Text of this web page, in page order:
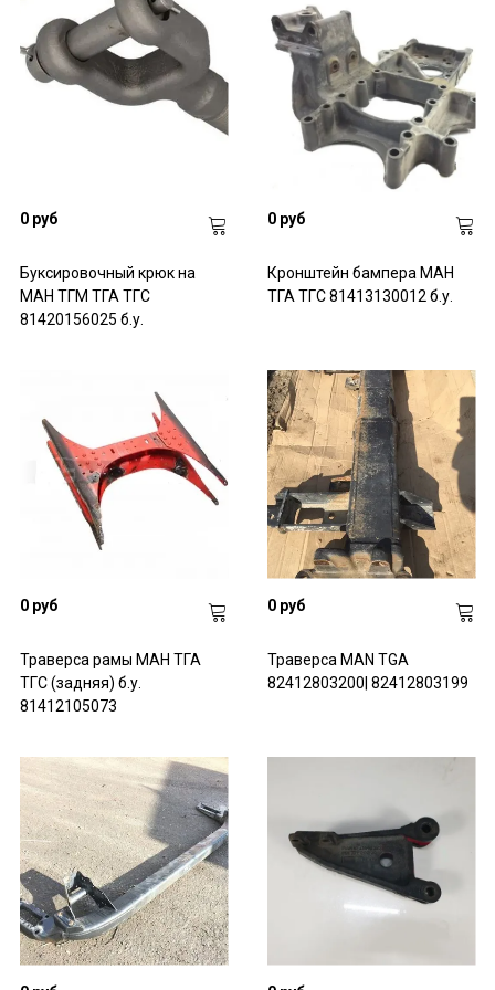
нашем сайте
- избегаете ошибок при выборе, а значит, ненужных расходов;
- грузовая техника долго и исправно служит;
- редкая периодичность ремонтов;
- экономия времени при выборе и покупке.
Постоянным клиентам предоставляем скидки. Гарантируем
работоспособность деталей и правильность комплектации
- сервисная поддержка в выборе и установке навесных частей
на раму;
- скидки постоянным заказчикам;
- возможность срочной доставки;
Рекомендуем выбирать оригинальные фирменные запчасти.
Дешевые аналоги выполняются из материалов, уязвимых к
повреждениям и деформации. Под влиянием влаги и
ультрафиолета они быстро разрушаются. Выбирайте
качественные комплектующие на нашем сайте, чтобы надолго
забыть о ремонте.
0 руб
Буксировочный крюк на
МАН ТГМ ТГА ТГС
81420156025 б.у.
0 руб
Кронштейн бампера МАН
ТГА ТГС 81413130012 б.у.
0 руб
Траверса рамы МАН ТГА
ТГС (задняя) б.у.
81412105073
0 руб
Траверса MAN TGA
82412803200| 82412803199